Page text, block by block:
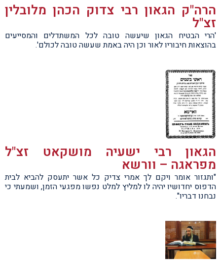
הרה"ק הגאון רבי צדוק הכהן מלובלין
זצ"ל
'הרי הבטיח הגאון שיעשה טובה לכל המשתדלים והמסייעים
בהוצאות חיבוריו לאור וכן היה באמת שעשה טובה לכולם'.
הגאון רבי ישעיה מושקאט זצ"ל
מפראגה – וורשא
"ותגזור אומר ויקם לך אמרי צדיק כל אשר יתעסק להביא לבית
הדפוס יחדושיו יהיה לו למליץ למלט נפשו מפגעי הזמן, ושמעתי כי
נבחנו דבריו".